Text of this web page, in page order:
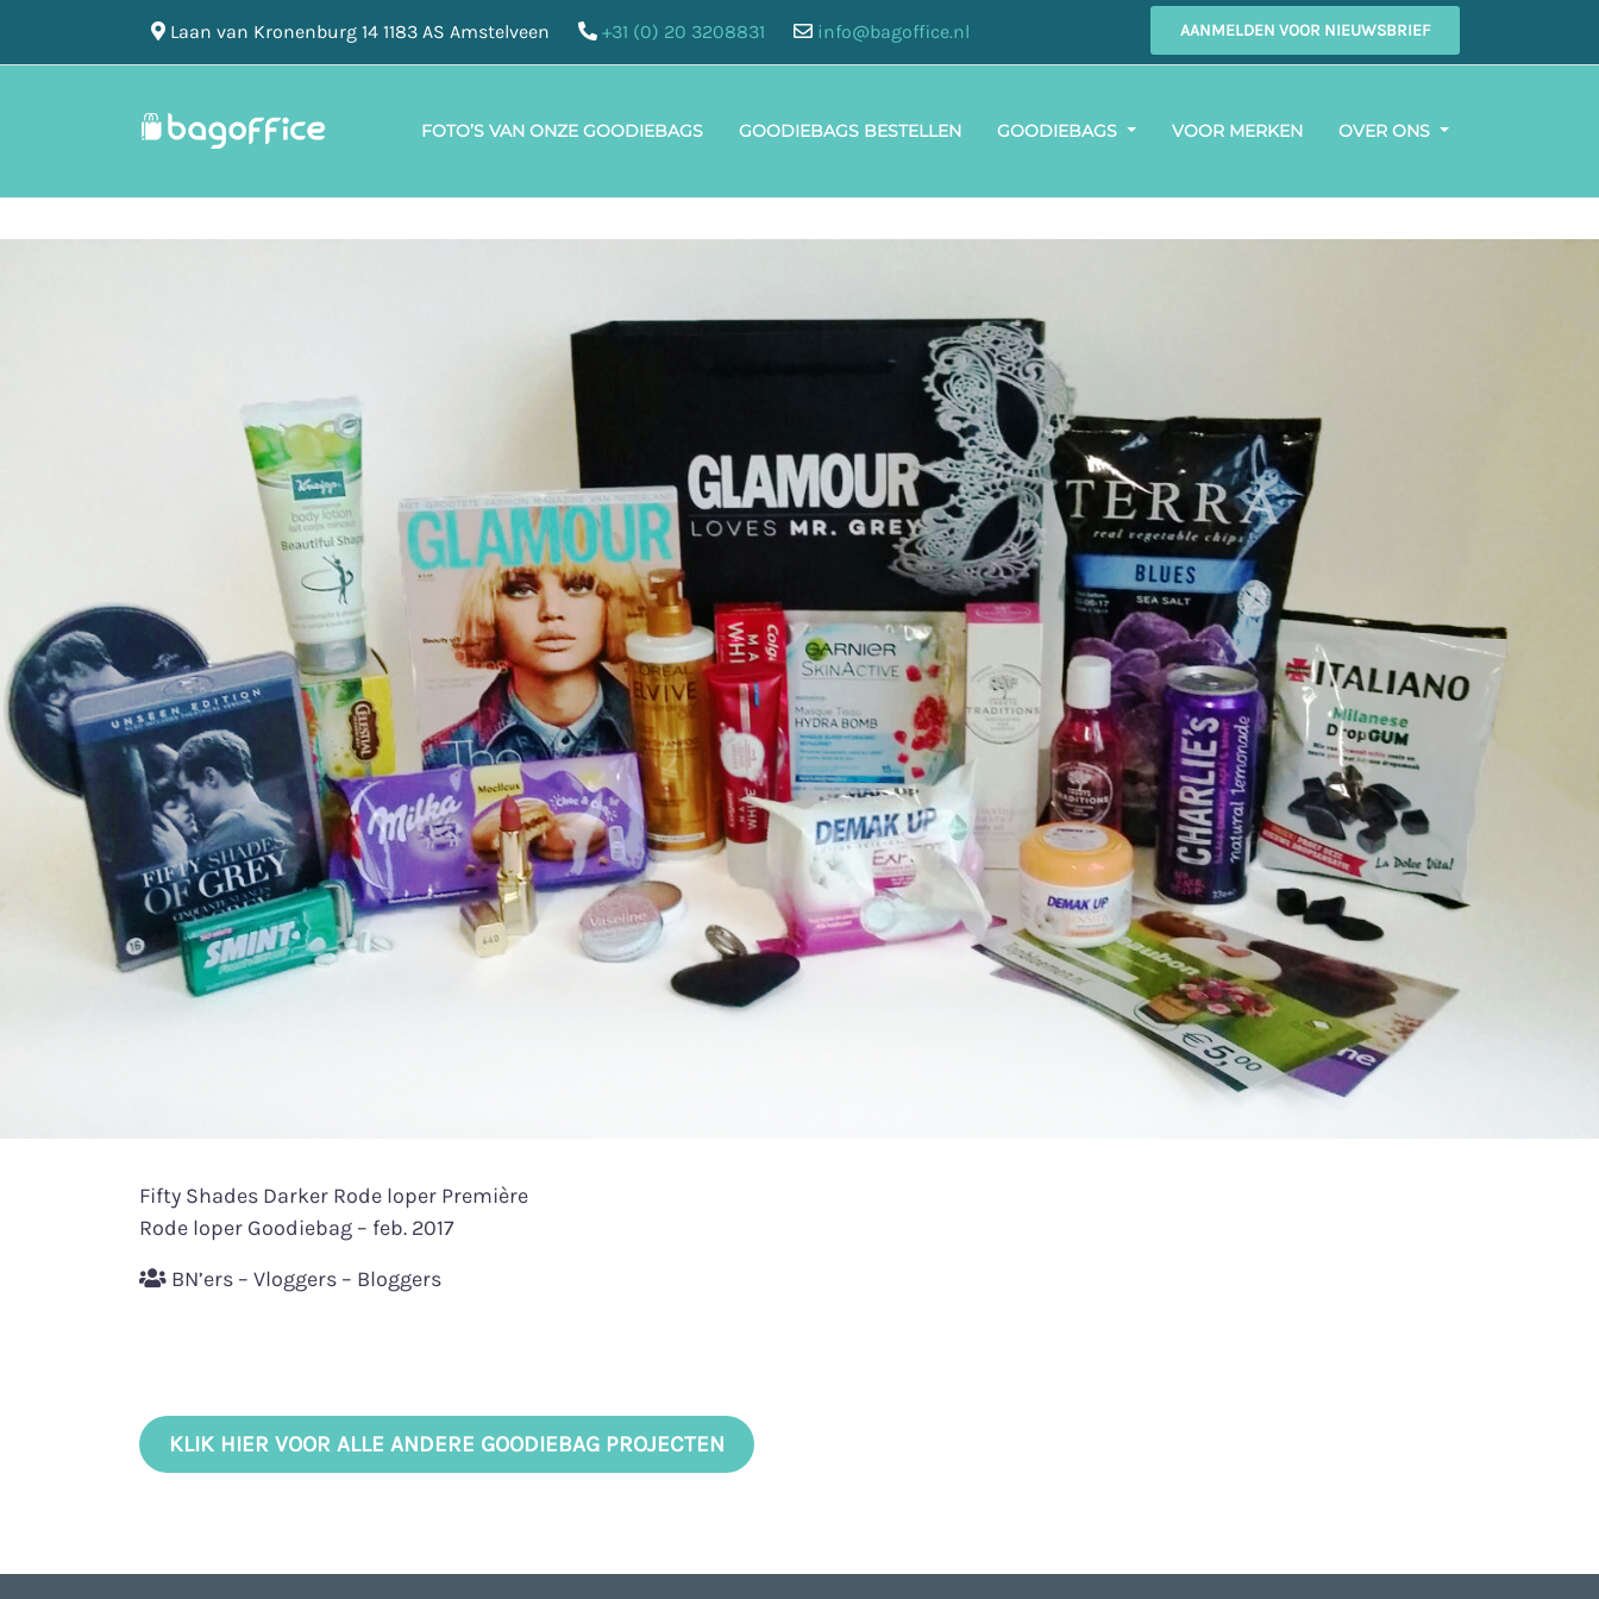
Laan van Kronenburg 14 1183 AS Amstelveen +31 (0) 20 3208831 info@bagoffice.nl AANMELDEN VOOR NIEUWSBRIEF
FOTO’S VAN ONZE GOODIEBAGS GOODIEBAGS BESTELLEN GOODIEBAGS VOOR MERKEN OVER ONS
Fifty Shades Darker Rode loper Première
Rode loper Goodiebag – feb. 2017
BN’ers – Vloggers – Bloggers
KLIK HIER VOOR ALLE ANDERE GOODIEBAG PROJECTEN